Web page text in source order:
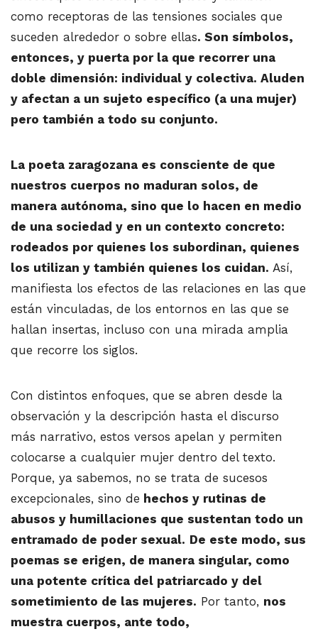
como receptoras de las tensiones sociales que
suceden alrededor o sobre ellas. Son símbolos,
entonces, y puerta por la que recorrer una
doble dimensión: individual y colectiva. Aluden
y afectan a un sujeto específico (a una mujer)
pero también a todo su conjunto.
La poeta zaragozana es consciente de que
nuestros cuerpos no maduran solos, de
manera autónoma, sino que lo hacen en medio
de una sociedad y en un contexto concreto:
rodeados por quienes los subordinan, quienes
los utilizan y también quienes los cuidan. Así,
manifiesta los efectos de las relaciones en las que
están vinculadas, de los entornos en las que se
hallan insertas, incluso con una mirada amplia
que recorre los siglos.
Con distintos enfoques, que se abren desde la
observación y la descripción hasta el discurso
más narrativo, estos versos apelan y permiten
colocarse a cualquier mujer dentro del texto.
Porque, ya sabemos, no se trata de sucesos
excepcionales, sino de hechos y rutinas de
abusos y humillaciones que sustentan todo un
entramado de poder sexual. De este modo, sus
poemas se erigen, de manera singular, como
una potente crítica del patriarcado y del
sometimiento de las mujeres. Por tanto, nos
muestra cuerpos, ante todo,